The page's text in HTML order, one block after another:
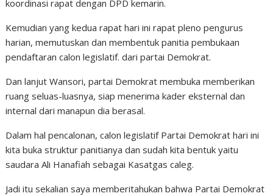
koordinasi rapat dengan DPD kemarin.
Kemudian yang kedua rapat hari ini rapat pleno pengurus
harian, memutuskan dan membentuk panitia pembukaan
pendaftaran calon legislatif. dari partai Demokrat.
Dan lanjut Wansori, partai Demokrat membuka memberikan
ruang seluas-luasnya, siap menerima kader eksternal dan
internal dari manapun dia berasal.
Dalam hal pencalonan, calon legislatif Partai Demokrat hari ini
kita buka struktur panitianya dan sudah kita bentuk yaitu
saudara Ali Hanafiah sebagai Kasatgas caleg.
Jadi itu sekalian saya memberitahukan bahwa Partai Demokrat